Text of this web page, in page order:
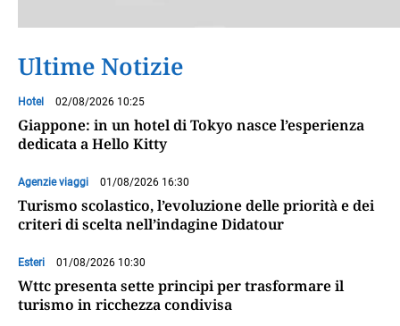
Ultime Notizie
Hotel 02/08/2026 10:25
Giappone: in un hotel di Tokyo nasce l’esperienza
dedicata a Hello Kitty
Agenzie viaggi 01/08/2026 16:30
Turismo scolastico, l’evoluzione delle priorità e dei
criteri di scelta nell’indagine Didatour
Esteri 01/08/2026 10:30
Wttc presenta sette principi per trasformare il
turismo in ricchezza condivisa